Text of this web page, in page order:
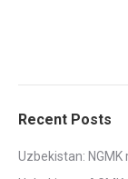
Recent Posts
Uzbekistan: